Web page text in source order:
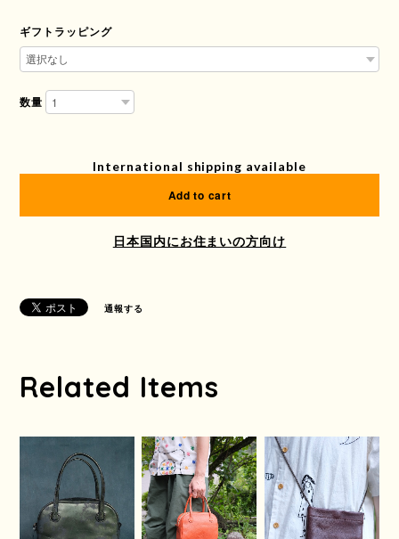
ギフトラッピング
数量
International shipping available
Add to cart
日本国内にお住まいの方向け
通報する
Related Items